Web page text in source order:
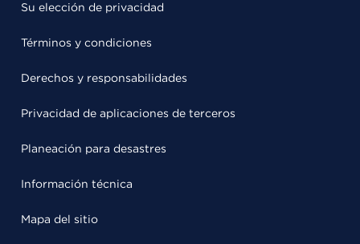
Su elección de privacidad
Términos y condiciones
Derechos y responsabilidades
Privacidad de aplicaciones de terceros
Planeación para desastres
Información técnica
Mapa del sitio